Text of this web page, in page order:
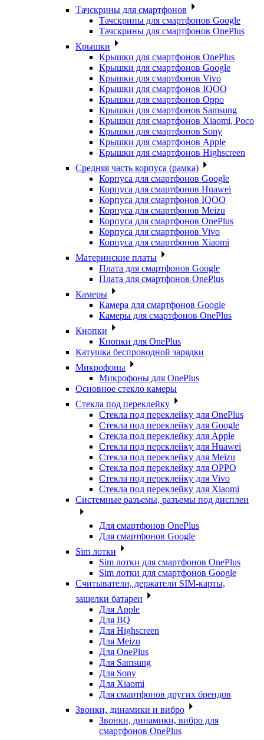
Тачскрины для смартфонов
Тачскрины для смартфонов Google
Тачскрины для смартфонов OnePlus
Крышки
Крышки для смартфонов OnePlus
Крышки для смартфонов Google
Крышки для смартфонов Vivo
Крышки для смартфонов IQOO
Крышки для смартфонов Oppo
Крышки для смартфонов Samsung
Крышки для смартфонов Xiaomi, Poco
Крышки для смартфонов Sony
Крышки для смартфонов Apple
Крышки для смартфонов Highscreen
Средняя часть корпуса (рамка)
Корпуса для смартфонов Google
Корпуса для смартфонов Huawei
Корпуса для смартфонов IQOO
Корпуса для смартфонов Meizu
Корпуса для смартфонов OnePlus
Корпуса для смартфонов Vivo
Корпуса для смартфонов Xiaomi
Материнские платы
Плата для смартфонов Google
Плата для смартфонов OnePlus
Камеры
Камера для смартфонов Google
Камеры для смартфонов OnePlus
Кнопки
Кнопки для OnePlus
Катушка беспроводной зарядки
Микрофоны
Микрофоны для OnePlus
Основное стекло камеры
Стекла под переклейку
Стекла под переклейку для OnePlus
Стекла под переклейку для Google
Стекла под переклейку для Apple
Стекла под переклейку для Huawei
Стекла под переклейку для Meizu
Стекла под переклейку для OPPO
Стекла под переклейку для Vivo
Стекла под переклейку для Xiaomi
Системные разъемы, разъемы под дисплеи
Для смартфонов OnePlus
Для смартфонов Google
Sim лотки
Sim лотки для смартфонов OnePlus
Sim лотки для смартфонов Google
Считыватели, держатели SIM-карты,
защелки батареи
Для Apple
Для BQ
Для Highscreen
Для Meizu
Для OnePlus
Для Samsung
Для Sony
Для Xiaomi
Для смартфонов других брендов
Звонки, динамики и вибро
Звонки, динамики, вибро для
смартфонов OnePlus